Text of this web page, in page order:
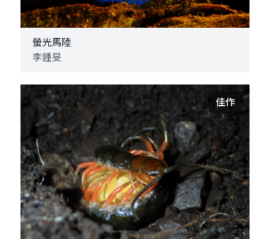
螢光馬陸
李鍾旻
佳作